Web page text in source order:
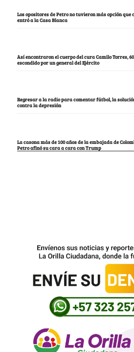
Los opositores de Petro no tuvieron más opción
entró a la Casa Blanca
Así encontraron el cuerpo del cura Camilo Torres,
escondido por un general del Ejército
Regresar a la radio para comentar fútbol, la
contra la depresión
La casona más de 100 años de la embajada de
Petro afinó su cara a cara con Trump